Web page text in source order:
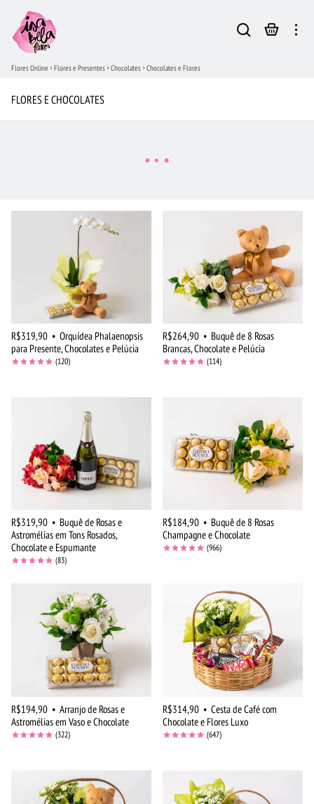
Flores Online Flores e Presentes Chocolates Chocolates e Flores
FLORES E CHOCOLATES
R$319,90 • Orquídea Phalaenopsis
para Presente, Chocolates e Pelúcia
(120)
R$264,90 • Buquê de 8 Rosas
Brancas, Chocolate e Pelúcia
(114)
R$319,90 • Buquê de Rosas e
Astromélias em Tons Rosados,
Chocolate e Espumante
(83)
R$184,90 • Buquê de 8 Rosas
Champagne e Chocolate
(966)
R$194,90 • Arranjo de Rosas e
Astromélias em Vaso e Chocolate
(322)
R$314,90 • Cesta de Café com
Chocolate e Flores Luxo
(647)